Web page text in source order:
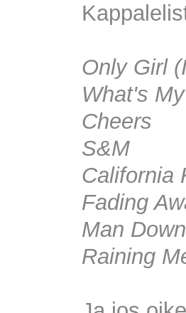
Only Girl
What's
Cheers
S&M
California
Fading
Man Down
Raining